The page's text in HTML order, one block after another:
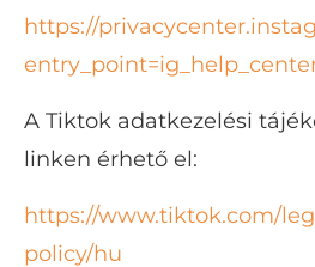
https://
A Tiktok adatkezelési
linken érhető el:
https://www.tiktok.com/
policy/hu